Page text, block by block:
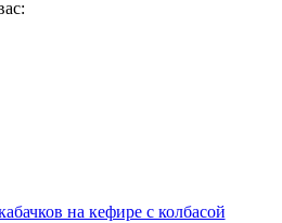
на кефире с колбасой